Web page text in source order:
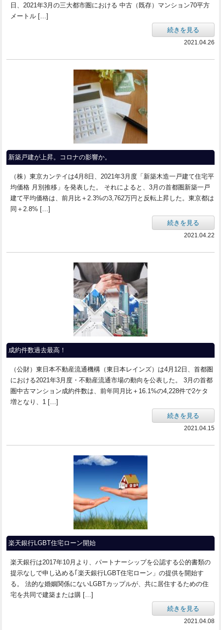
日、2021年3月の三大都市圏における 中古（既存）マンション70平方
メートル […]
続きを見る
2021.04.26
新築戸建が上昇。コロナの影響か。
（株）東京カンテイは4月8日、2021年3月度「新築木造一戸建て住宅平
均価格 月別推移」を発表した。 それによると、3月の首都圏新築一戸
建て平均価格は、前月比＋2.3%の3,762万円と反転上昇した。東京都は
同＋2.8% […]
続きを見る
2021.04.22
成約件数過去最高！
（公財）東日本不動産流通機構（東日本レインズ）は4月12日、首都圏
における2021年3月度・不動産流通市場の動向を公表した。 3月の首都
圏中古マンション成約件数は、前年同月比＋16.1%の4,228件で2ケタ
増となり、1 […]
続きを見る
2021.04.15
楽天銀行LGBT住宅ローン開始
楽天銀行は2017年10月より、パートナーシップを公認する公的書類の
提示なしで申し込める｢楽天銀行LGBT住宅ローン」の提供を開始す
る。 法的な婚姻関係にないLGBTカップルが、共に居住するための住
宅を共同で建築または購 […]
続きを見る
2021.04.08